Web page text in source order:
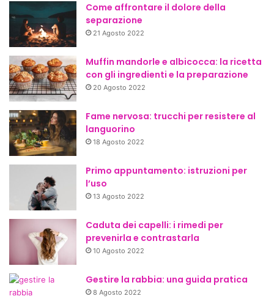
Come affrontare il dolore della
separazione
21 Agosto 2022
Muffin mandorle e albicocca: la ricetta
con gli ingredienti e la preparazione
20 Agosto 2022
Fame nervosa: trucchi per resistere al
languorino
18 Agosto 2022
Primo appuntamento: istruzioni per
l’uso
13 Agosto 2022
Caduta dei capelli: i rimedi per
prevenirla e contrastarla
10 Agosto 2022
Gestire la rabbia: una guida pratica
8 Agosto 2022